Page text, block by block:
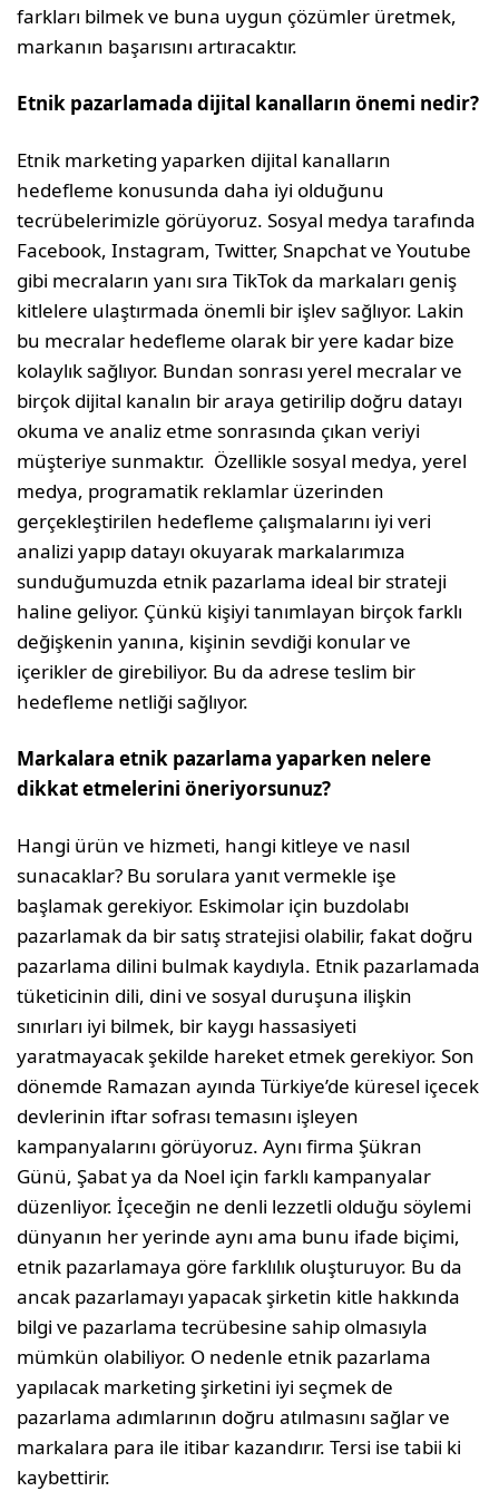
farkları bilmek ve buna uygun çözümler üretmek,
markanın başarısını artıracaktır.
Etnik pazarlamada dijital kanalların önemi nedir?
Etnik marketing yaparken dijital kanalların
hedefleme konusunda daha iyi olduğunu
tecrübelerimizle görüyoruz. Sosyal medya tarafında
Facebook, Instagram, Twitter, Snapchat ve Youtube
gibi mecraların yanı sıra TikTok da markaları geniş
kitlelere ulaştırmada önemli bir işlev sağlıyor. Lakin
bu mecralar hedefleme olarak bir yere kadar bize
kolaylık sağlıyor. Bundan sonrası yerel mecralar ve
birçok dijital kanalın bir araya getirilip doğru datayı
okuma ve analiz etme sonrasında çıkan veriyi
müşteriye sunmaktır. Özellikle sosyal medya, yerel
medya, programatik reklamlar üzerinden
gerçekleştirilen hedefleme çalışmalarını iyi veri
analizi yapıp datayı okuyarak markalarımıza
sunduğumuzda etnik pazarlama ideal bir strateji
haline geliyor. Çünkü kişiyi tanımlayan birçok farklı
değişkenin yanına, kişinin sevdiği konular ve
içerikler de girebiliyor. Bu da adrese teslim bir
hedefleme netliği sağlıyor.
Markalara etnik pazarlama yaparken nelere
dikkat etmelerini öneriyorsunuz?
Hangi ürün ve hizmeti, hangi kitleye ve nasıl
sunacaklar? Bu sorulara yanıt vermekle işe
başlamak gerekiyor. Eskimolar için buzdolabı
pazarlamak da bir satış stratejisi olabilir, fakat doğru
pazarlama dilini bulmak kaydıyla. Etnik pazarlamada
tüketicinin dili, dini ve sosyal duruşuna ilişkin
sınırları iyi bilmek, bir kaygı hassasiyeti
yaratmayacak şekilde hareket etmek gerekiyor. Son
dönemde Ramazan ayında Türkiye’de küresel içecek
devlerinin iftar sofrası temasını işleyen
kampanyalarını görüyoruz. Aynı firma Şükran
Günü, Şabat ya da Noel için farklı kampanyalar
düzenliyor. İçeceğin ne denli lezzetli olduğu söylemi
dünyanın her yerinde aynı ama bunu ifade biçimi,
etnik pazarlamaya göre farklılık oluşturuyor. Bu da
ancak pazarlamayı yapacak şirketin kitle hakkında
bilgi ve pazarlama tecrübesine sahip olmasıyla
mümkün olabiliyor. O nedenle etnik pazarlama
yapılacak marketing şirketini iyi seçmek de
pazarlama adımlarının doğru atılmasını sağlar ve
markalara para ile itibar kazandırır. Tersi ise tabii ki
kaybettirir.